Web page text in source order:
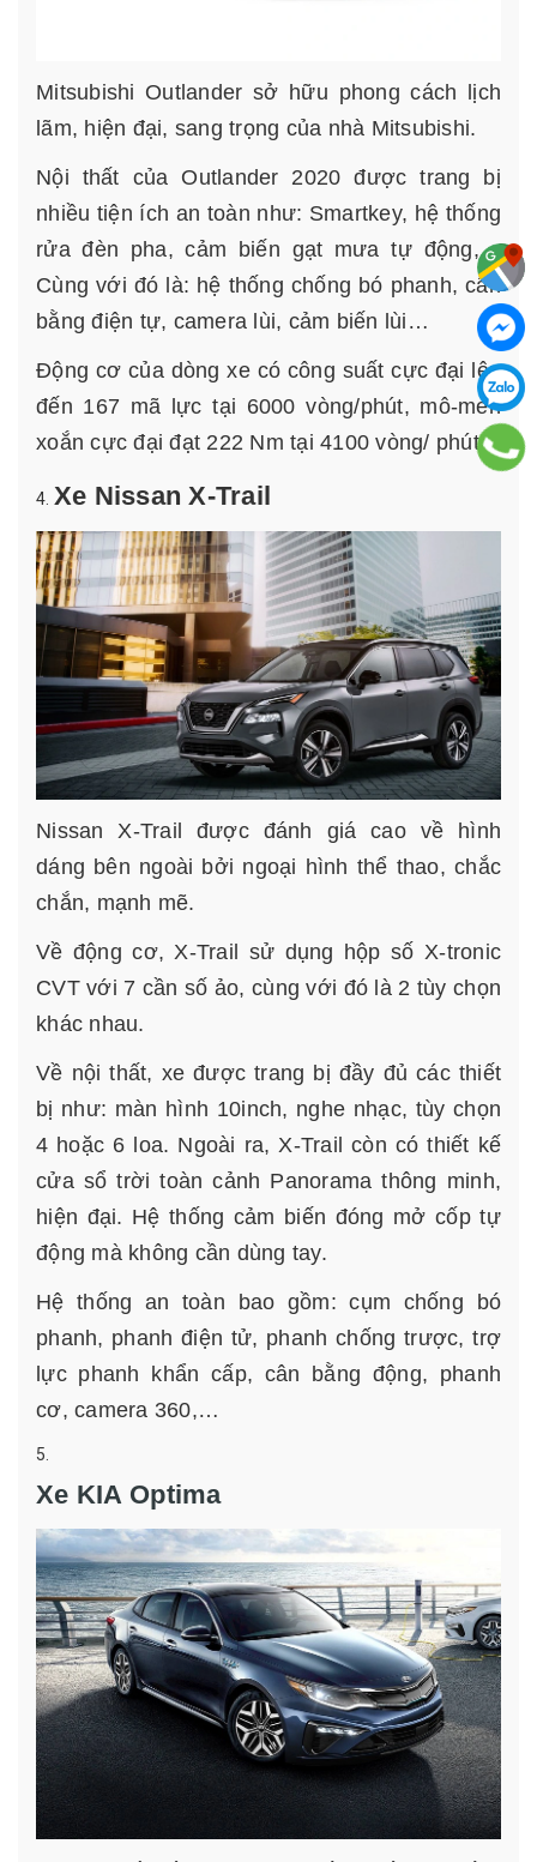
Mitsubishi Outlander sở hữu phong cách lịch
lãm, hiện đại, sang trọng của nhà Mitsubishi.
Nội thất của Outlander 2020 được trang bị
nhiều tiện ích an toàn như: Smartkey, hệ thống
rửa đèn pha, cảm biến gạt mưa tự động,…
Cùng với đó là: hệ thống chống bó phanh, cân
bằng điện tự, camera lùi, cảm biến lùi…
Động cơ của dòng xe có công suất cực đại lên
đến 167 mã lực tại 6000 vòng/phút, mô-men
xoắn cực đại đạt 222 Nm tại 4100 vòng/ phút.
Xe Nissan X-Trail
Nissan X-Trail được đánh giá cao về hình
dáng bên ngoài bởi ngoại hình thể thao, chắc
chắn, mạnh mẽ.
Về động cơ, X-Trail sử dụng hộp số X-tronic
CVT với 7 cần số ảo, cùng với đó là 2 tùy chọn
khác nhau.
Về nội thất, xe được trang bị đầy đủ các thiết
bị như: màn hình 10inch, nghe nhạc, tùy chọn
4 hoặc 6 loa. Ngoài ra, X-Trail còn có thiết kế
cửa sổ trời toàn cảnh Panorama thông minh,
hiện đại. Hệ thống cảm biến đóng mở cốp tự
động mà không cần dùng tay.
Hệ thống an toàn bao gồm: cụm chống bó
phanh, phanh điện tử, phanh chống trược, trợ
lực phanh khẩn cấp, cân bằng động, phanh
cơ, camera 360,…
Xe KIA Optima